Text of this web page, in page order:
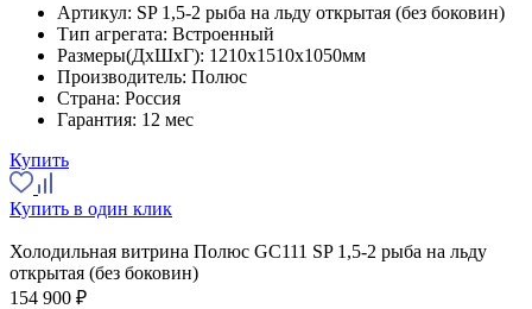
Артикул: SP 1,5-2 рыба на льду открытая (без боковин)
Тип агрегата: Встроенный
Размеры(ДхШхГ): 1210x1510x1050мм
Производитель: Полюс
Страна: Россия
Гарантия: 12 мес
Купить
Купить в один клик
Холодильная витрина Полюс GC111 SP 1,5-2 рыба на льду
открытая (без боковин)
154 900 ₽